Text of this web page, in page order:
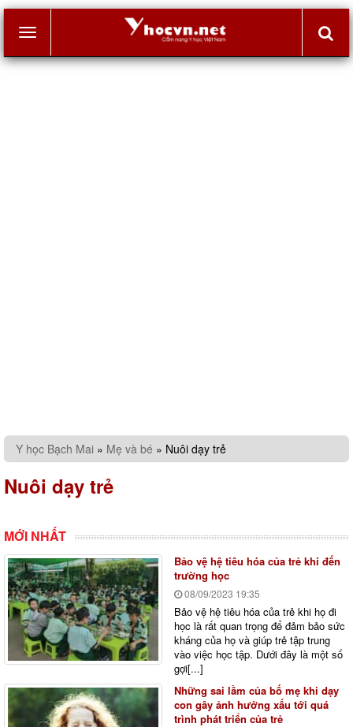
Y học Bạch Mai » Mẹ và bé » Nuôi dạy trẻ
Nuôi dạy trẻ
MỚI NHẤT
Bảo vệ hệ tiêu hóa của trẻ khi đến
trường học
08/09/2023 19:35
Bảo vệ hệ tiêu hóa của trẻ khi họ đi
học là rất quan trọng để đảm bảo sức
kháng của họ và giúp trẻ tập trung
vào việc học tập. Dưới đây là một số
gợi[...]
Những sai lầm của bố mẹ khi dạy
con gây ảnh hưởng xấu tới quá
trình phát triển của trẻ